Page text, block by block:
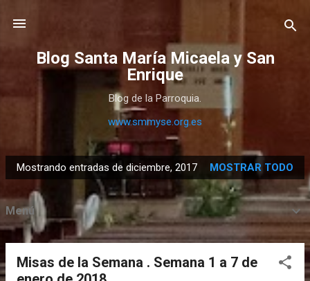
Blog Santa María Micaela y San
Enrique
Blog de la Parroquia.
www.smmyse.org.es
E
n
t
r
Mostrando entradas de diciembre, 2017 MOSTRAR TODO
Menú
Misas de la Semana . Semana 1 a 7 de